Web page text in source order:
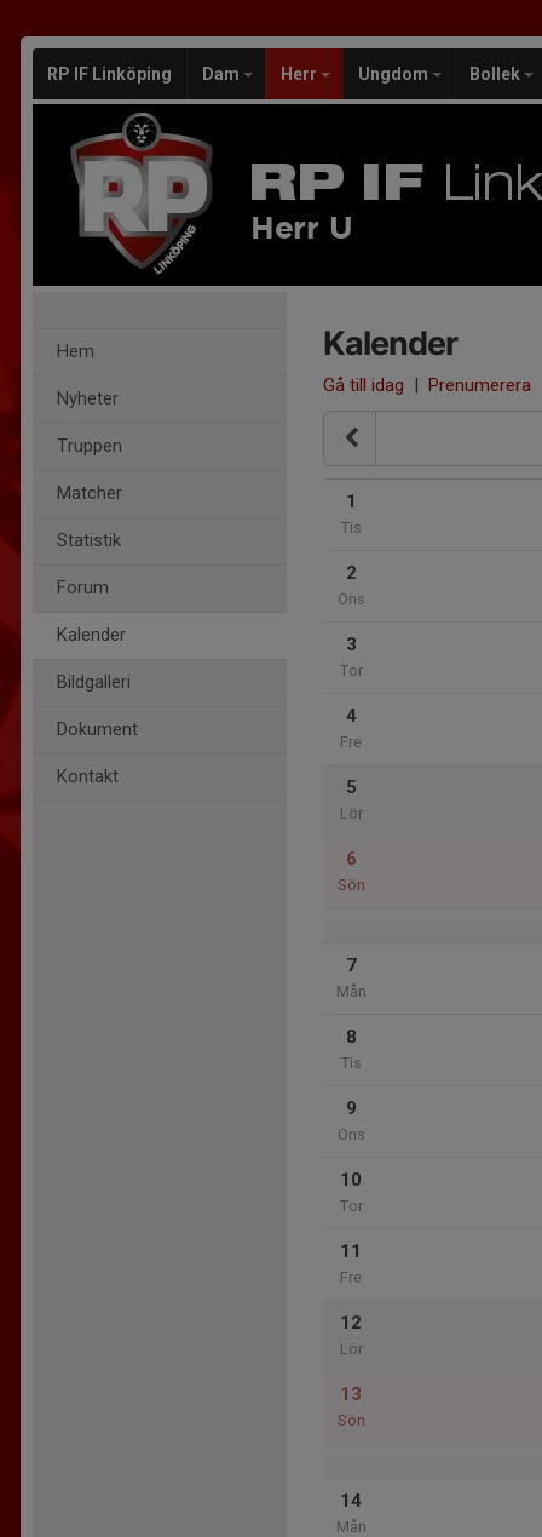
RP IF Linköping Dam Herr Ungdom Bollek
Herr U
Hem
Nyheter
Truppen
Matcher
Statistik
Forum
Kalender
Bildgalleri
Dokument
Kontakt
Kalender
Gå till idag | Prenumerera
1
Tis
2
Ons
3
Tor
4
Fre
5
Lör
6
Sön
7
Mån
8
Tis
9
Ons
10
Tor
11
Fre
12
Lör
13
Sön
14
Mån